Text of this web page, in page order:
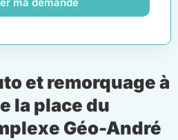
et remorquage à
la place du
Géo-André